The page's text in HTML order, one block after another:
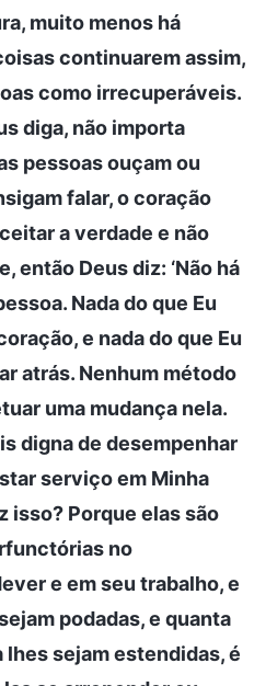
muito menos há
continuarem assim,
como irrecuperáveis.
diga, não importa
pessoas ouçam ou
falar, o coração
a verdade e não
então Deus diz: ‘Não há
Nada do que Eu
e nada do que Eu
atrás. Nenhum método
uma mudança nela.
digna de desempenhar
serviço em Minha
isso? Porque elas são
no
e em seu trabalho, e
podadas, e quanta
sejam estendidas, é